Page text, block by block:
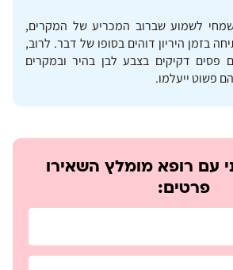
לשמוע שברוב המכריע של המקרים,
בזמן היריון דוהים בסופו של דבר. לרוב,
פסים דקיקים בצבע לבן בהיר ובמקרים
פשוט ייעלמו.
עם רופא מומלץ השאירו
פרטים: